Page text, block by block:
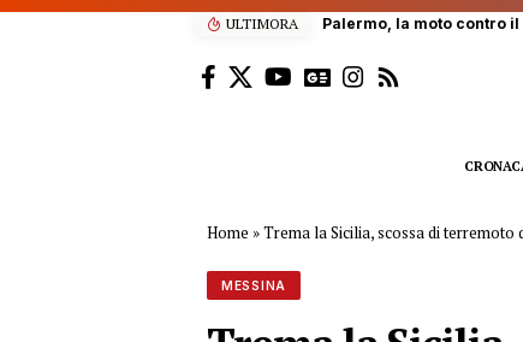
ULTIMORA
Home »Trema la Sicilia, scossa di terremoto
MESSINA